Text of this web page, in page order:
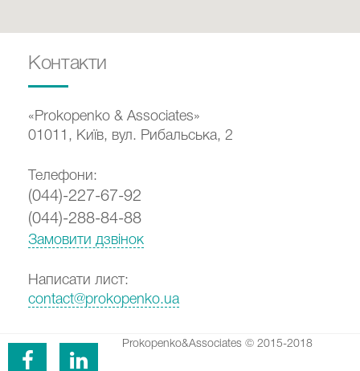
Контакти
«Prokopenko & Associates»
01011, Київ, вул. Рибальська, 2
Телефони:
(044)-227-67-92
(044)-288-84-88
Замовити дзвінок
Написати лист:
contact@prokopenko.ua
Prokopenko&Associates © 2015-2018